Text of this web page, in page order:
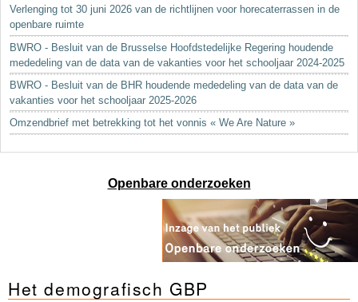
Verlenging tot 30 juni 2026 van de richtlijnen voor horecaterrassen in de
openbare ruimte
BWRO - Besluit van de Brusselse Hoofdstedelijke Regering houdende
mededeling van de data van de vakanties voor het schooljaar 2024-2025
BWRO - Besluit van de BHR houdende mededeling van de data van de
vakanties voor het schooljaar 2025-2026
Omzendbrief met betrekking tot het vonnis « We Are Nature »
Openbare onderzoeken
Het demografisch GBP